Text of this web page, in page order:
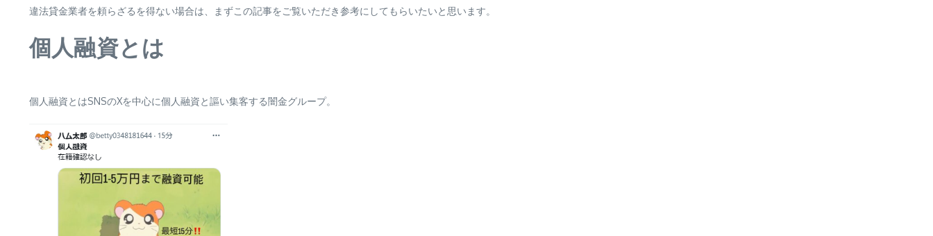
違法貸金業者を頼らざるを得ない場合は、まずこの記事をご覧いただき参考にしてもらいたいと思います。
個人融資とは
個人融資とはSNSのXを中心に個人融資と謳い集客する闇金グループ。